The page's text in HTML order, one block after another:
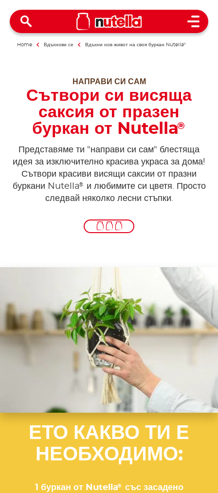
Open
Home Вдъхнови се Вдъхни нов живот на своя буркан Nutella®
НАПРАВИ СИ САМ
Сътвори си висяща
саксия от празен
буркан от Nutella®
Представяме ти "направи си сам" блестяща
идея за изключително красива украса за дома!
Сътвори красиви висящи саксии от празни
буркани Nutella®
и любимите си цветя. Просто
следвай няколко лесни стъпки.
ЕТО КАКВО ТИ Е
НЕОБХОДИМО:
1 буркан от Nutella®
със засадено